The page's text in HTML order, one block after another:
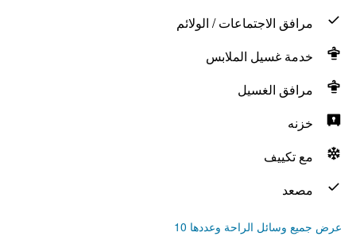
مرافق الاجتماعات / الولائم
خدمة غسيل الملابس
مرافق الغسيل
خزنه
مع تكييف
مصعد
عرض جميع وسائل الراحة وعددها 10